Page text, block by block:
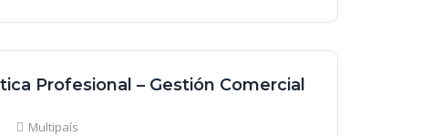
Profesional – Gestión Comercial
Multipaís